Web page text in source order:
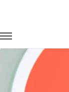
БОЛЬШАЯ